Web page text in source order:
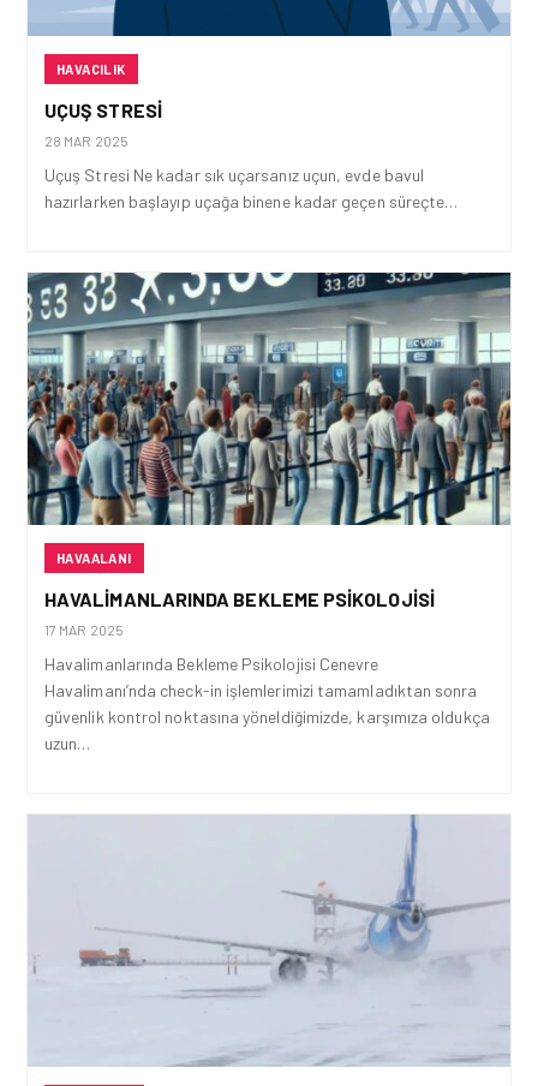
HAVACILIK
UÇUŞ STRESI
28 MAR 2025
Uçuş Stresi Ne kadar sık uçarsanız uçun, evde bavul
hazırlarken başlayıp uçağa binene kadar geçen süreçte…
HAVAALANI
HAVALIMANLARINDA BEKLEME PSIKOLOJISI
17 MAR 2025
Havalimanlarında Bekleme Psikolojisi Cenevre
Havalimanı’nda check-in işlemlerimizi tamamladıktan sonra
güvenlik kontrol noktasına yöneldiğimizde, karşımıza oldukça
uzun…